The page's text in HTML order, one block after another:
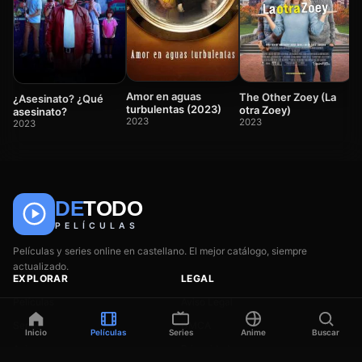
¿Asesinato? ¿Qué
asesinato?
2023
Amor en aguas
turbulentas (2023)
2023
The Other Zoey (La
otra Zoey)
2023
DETODO
PELÍCULAS
Películas y series online en castellano. El mejor catálogo, siempre
actualizado.
EXPLORAR
Series
LEGAL
DMCA
Inicio Películas Series Anime Buscar
🎬
Películas